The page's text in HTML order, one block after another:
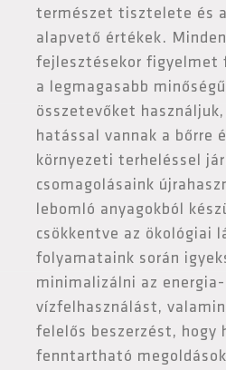
természet tisztelete és
alapvető értékek.
fejlesztésekor figyelmet
a legmagasabb
összetevőket
hatással vannak a bőrre
környezeti terheléssel
csomagolásaink
lebomló anyagokból
csökkentve az ökológiai
folyamataink során
minimalizálni az energia-
vízfelhasználást,
felelős beszerzést, hogy
fenntartható